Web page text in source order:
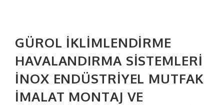
GÜROL İKLIMLENDIRME
HAVALANDIRMA SISTEMLERI
İNOX ENDÜSTRIYEL MUTFAK
İMALAT MONTAJ VE